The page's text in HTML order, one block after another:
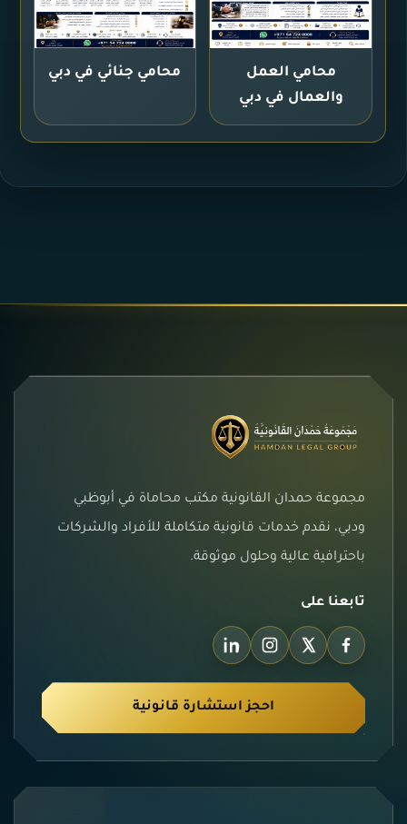
محامي العمل
والعمال في دبي
محامي جنائي في دبي
مجموعة حمدان القانونية مكتب محاماة في أبوظبي
ودبي، نقدم خدمات قانونية متكاملة للأفراد والشركات
باحترافية عالية وحلول موثوقة.
تابعنا على
احجز استشارة قانونية